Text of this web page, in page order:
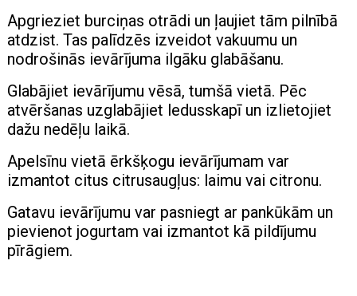
Apgrieziet burciņas otrādi un ļaujiet tām pilnībā
atdzist. Tas palīdzēs izveidot vakuumu un
nodrošinās ievārījuma ilgāku glabāšanu.
Glabājiet ievārījumu vēsā, tumšā vietā. Pēc
atvēršanas uzglabājiet ledusskapī un izlietojiet
dažu nedēļu laikā.
Apelsīnu vietā ērkšķogu ievārījumam var
izmantot citus citrusaugļus: laimu vai citronu.
Gatavu ievārījumu var pasniegt ar pankūkām un
pievienot jogurtam vai izmantot kā pildījumu
pīrāgiem.